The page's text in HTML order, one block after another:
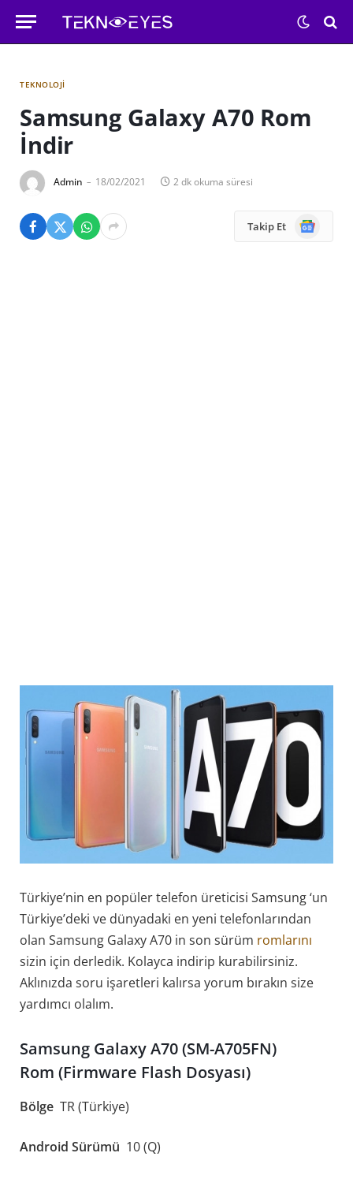
TEKNOLOJI
Samsung Galaxy A70 Rom
İndir
Admin 18/02/2021 2 dk okuma süresi
Takip Et
Google
News
Türkiye’nin en popüler telefon üreticisi Samsung ‘un
Türkiye’deki ve dünyadaki en yeni telefonlarından
olan Samsung Galaxy A70 in son sürüm romlarını
sizin için derledik. Kolayca indirip kurabilirsiniz.
Aklınızda soru işaretleri kalırsa yorum bırakın size
yardımcı olalım.
Samsung Galaxy A70 (SM-A705FN)
Rom (Firmware Flash Dosyası)
Bölge TR (Türkiye)
Android Sürümü 10 (Q)